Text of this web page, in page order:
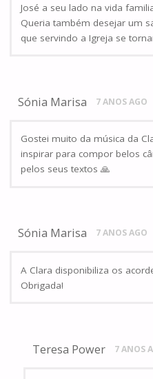
José a seu lado na vida
Queria também desejar um
que servindo a Igreja se
Sónia Marisa 7 ANOS AGO
Gostei muito da música da
inspirar para compor belos
pelos seus textos 🙏
Sónia Marisa 7 ANOS AGO
A Clara disponibiliza os
Obrigada!
Teresa Power 7 ANOS